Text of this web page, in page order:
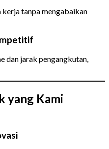
tanpa mengabaikan
dan jarak pengangkutan,
yang Kami